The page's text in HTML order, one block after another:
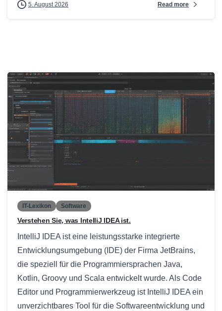
5. August 2026 Read more
IT-Lexikon Software
Verstehen Sie, was IntelliJ IDEA ist.
IntelliJ IDEA ist eine leistungsstarke integrierte
Entwicklungsumgebung (IDE) der Firma JetBrains,
die speziell für die Programmiersprachen Java,
Kotlin, Groovy und Scala entwickelt wurde. Als Code
Editor und Programmierwerkzeug ist IntelliJ IDEA ein
unverzichtbares Tool für die Softwareentwicklung und